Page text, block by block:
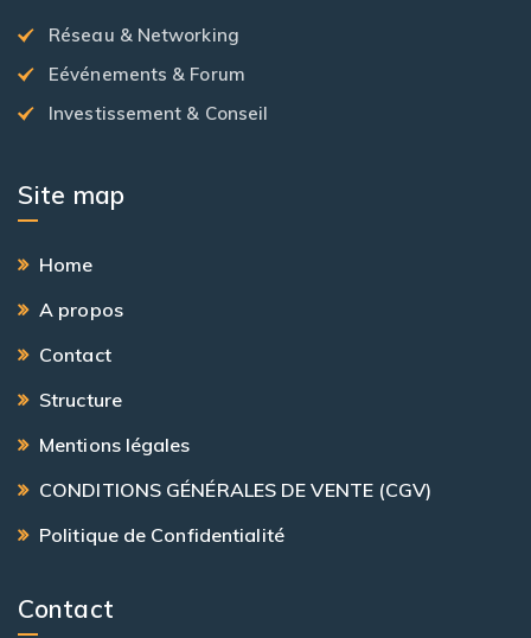
Réseau & Networking
Eévénements & Forum
Investissement & Conseil
Site map
Home
A propos
Contact
Structure
Mentions légales
CONDITIONS GÉNÉRALES DE VENTE (CGV)
Politique de Confidentialité
Contact